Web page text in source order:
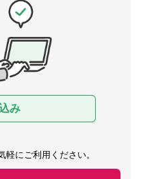
み
軽にご利用ください。